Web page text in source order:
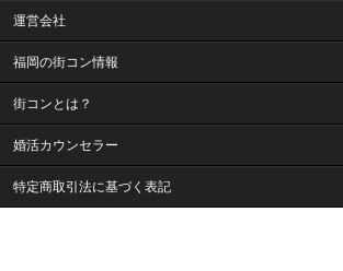
運営会社
福岡の街コン情報
街コンとは？
婚活カウンセラー
特定商取引法に基づく表記